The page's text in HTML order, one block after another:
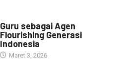
Guru sebagai Agen
Flourishing Generasi
Indonesia
Maret 3, 2026